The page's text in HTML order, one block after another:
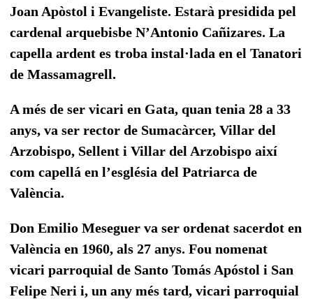
Joan Apòstol i Evangeliste. Estarà presidida pel
cardenal arquebisbe N’Antonio Cañizares. La
capella ardent es troba instal·lada en el Tanatori
de Massamagrell.
A més de ser vicari en Gata, quan tenia 28 a 33
anys, va ser rector de Sumacàrcer, Villar del
Arzobispo, Sellent i Villar del Arzobispo així
com capellá en l’església del Patriarca de
València.
Don Emilio Meseguer va ser ordenat sacerdot en
València en 1960, als 27 anys. Fou nomenat
vicari parroquial de Santo Tomás Apóstol i San
Felipe Neri i, un any més tard, vicari parroquial